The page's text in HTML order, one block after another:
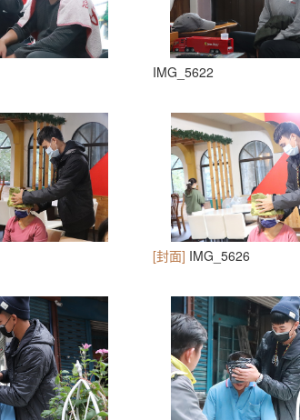
IMG_5622
[封面] IMG_5626